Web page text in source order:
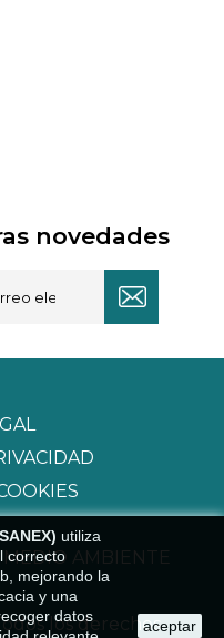
novedades
utiliza
correcto
mejorando la
y una
datos
aceptar
AMBIENTE
los derechos